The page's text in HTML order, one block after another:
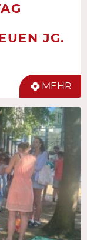
JG.
MEHR